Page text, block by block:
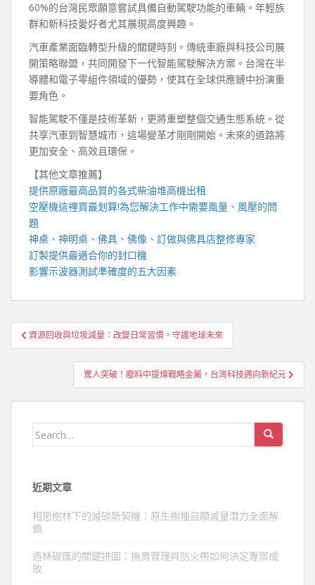
60%的台灣民眾願意嘗試具備自動駕駛功能的車輛。年輕族
群和新科技愛好者尤其展現高度興趣。
汽車產業面臨轉型升級的關鍵時刻。傳統車廠與科技公司展
開策略聯盟，共同開發下一代智能駕駛解決方案。台灣在半
導體和電子零組件領域的優勢，使其在全球供應鏈中扮演重
要角色。
智能駕駛不僅是技術革新，更將重塑整個交通生態系統。從
共享汽車到智慧城市，這場變革才剛剛開始。未來的道路將
更加安全、高效且環保。
【其他文章推薦】
提供原廠最高品質的各式柴油堆高機出租
空壓機這裡買最划算!為您解決工作中需要風量、風壓的問
題
神桌、 神明桌 、 佛具 、佛像、訂做與佛具店整修專家
訂製提供最適合你的封口機
影響示波器測試準確度的五大因素
文
章
資源回收與垃圾減量：改變日常習慣，守護地球未來
驚人突破！廢料中提煉戰略金屬，台灣科技邁向新紀元
Search
近期文章
相思樹林下的減碳新契機：原生樹種自願減量潛力全面解
鎖
造林碳匯的關鍵拼圖：撫育管理與防火帶如何決定專案成
敗